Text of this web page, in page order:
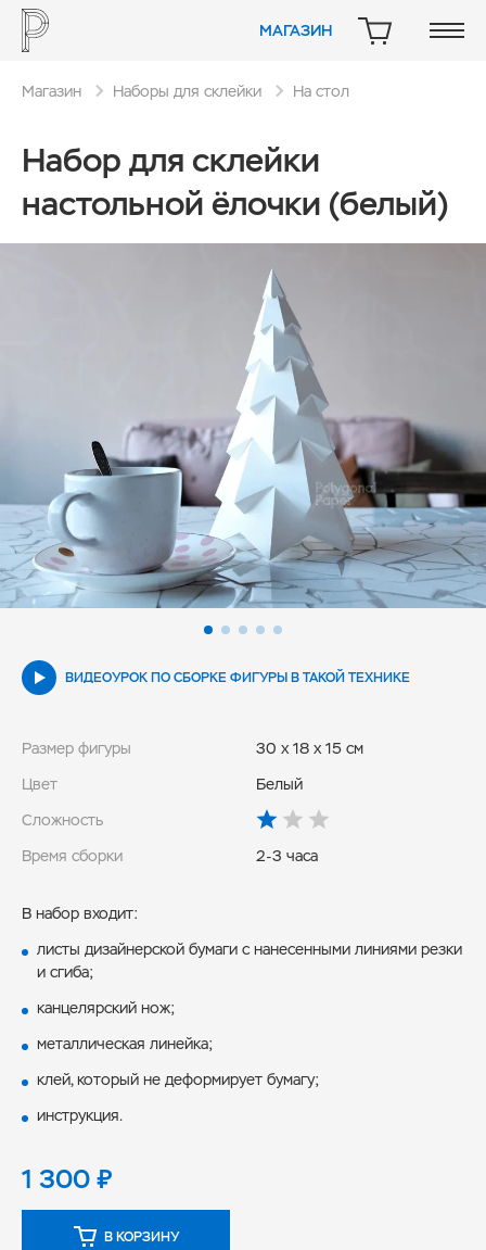
МАГАЗИН КОРЗИНА
Магазин Наборы для склейки На стол
Набор для склейки
настольной ёлочки (белый)
ВИДЕОУРОК ПО СБОРКЕ ФИГУРЫ В ТАКОЙ ТЕХНИКЕ
Размер фигуры
30 x 18 x 15 см
Цвет
Белый
Сложность
Время сборки
2-3 часа
В набор входит:
листы дизайнерской бумаги с нанесенными линиями резки
и сгиба;
канцелярский нож;
металлическая линейка;
клей, который не деформирует бумагу;
инструкция.
1 300₽
В КОРЗИНУ